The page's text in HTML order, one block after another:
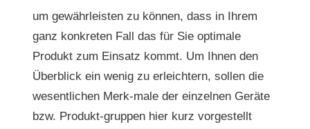
um gewährleisten zu können, dass in Ihrem
ganz konkreten Fall das für Sie optimale
Produkt zum Einsatz kommt. Um Ihnen den
Überblick ein wenig zu erleichtern, sollen die
wesentlichen Merk-male der einzelnen Geräte
bzw. Produkt-gruppen hier kurz vorgestellt